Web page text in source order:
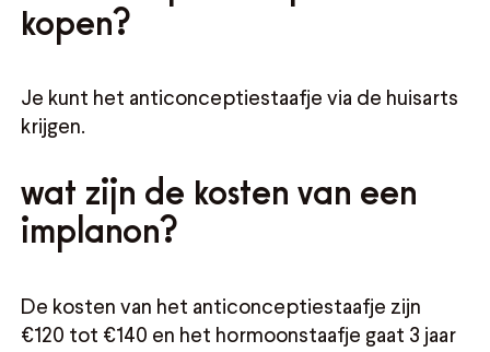
kopen?
Je kunt het anticonceptiestaafje via de huisarts
krijgen.
wat zijn de kosten van een
implanon?
De kosten van het anticonceptiestaafje zijn
€120 tot €140 en het hormoonstaafje gaat 3 jaar